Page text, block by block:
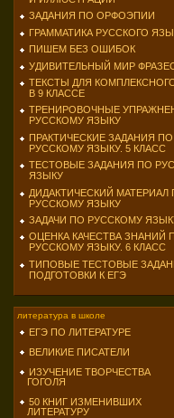
ЗАДАНИЯ ПО ОРФОЭПИИ
ГРАММАТИКА РУССКОГО
ПИШЕМ БЕЗ ОШИБОК
УДИВИТЕЛЬНЫЙ МИР
ТЕКСТЫ ДЛЯ
В 9 КЛАССЕ
ТРЕНИРОВОЧНЫЕ
РУССКОМУ ЯЗЫКУ
ПРАКТИЧЕСКИЕ ЗАДАНИЯ ПО
РУССКОМУ ЯЗЫКУ. 5 КЛАСС
ТЕСТОВЫЕ ЗАДАНИЯ ПО
ЯЗЫКУ
ДИДАКТИЧЕСКИЙ МАТЕРИАЛ
РУССКОМУ ЯЗЫКУ
ЗАДАЧИ ПО РУССКОМУ
ОЦЕНКА КАЧЕСТВА ЗНАНИЙ
РУССКОМУ ЯЗЫКУ. 6 КЛАСС
ТИПОВЫЕ ТЕСТОВЫЕ
ПОДГОТОВКИ К ЕГЭ
литература в школе
ЕГЭ ПО ЛИТЕРАТУРЕ
ВЕЛИКИЕ ПИСАТЕЛИ
ИЗУЧЕНИЕ ТВОРЧЕСТВА
ГОГОЛЯ
50 КНИГ ИЗМЕНИВШИХ
ЛИТЕРАТУРУ